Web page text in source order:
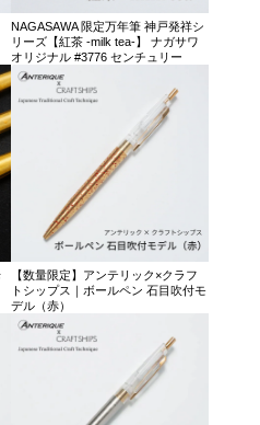
NAGASAWA 限定万年筆 神戸発祥シ
リーズ【紅茶 -milk tea-】 ナガサワ
オリジナル #3776 センチュリー
【数量限定】アンテリック×クラフ
トシップス｜ボールペン 石目吹付モ
デル（赤）